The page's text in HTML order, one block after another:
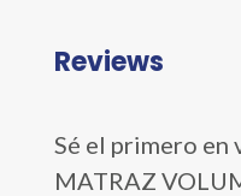
Reviews
Sé el primero en
MATRAZ